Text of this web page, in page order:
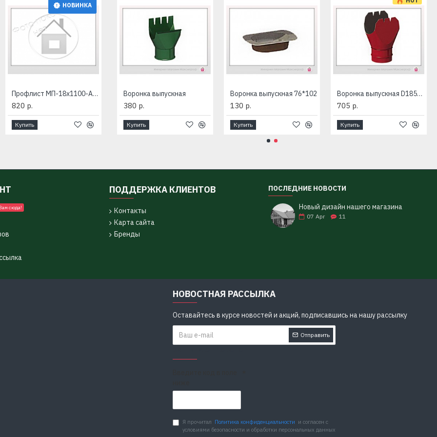
НОВИНКА
Профлист МП-18x1100-A (ПЭ-01-6005-0,45) зеленый - производитель МЕТАЛЛ ПРОФИЛЬ
820 р.
Купить
775 р.
Купить
Воронка выпускная
380 р.
Купить
Воронка выпускная 76*102
130 р.
Купить
Воронка выпускная D185/150
705 р.
Купить
сюда!
ПОДДЕРЖКА КЛИЕНТОВ
Контакты
Карта сайта
Бренды
ПОСЛЕДНИЕ НОВОСТИ
Новый дизайн нашего магазина
07 Apr 11
НОВОСТНАЯ РАССЫЛКА
Оставайтесь в курсе новостей и акций, подписавшись на нашу рассылку
Отправить
Я прочитал Политика конфиденциальности и согласен с
условиями безопасности и обработки персональных данных